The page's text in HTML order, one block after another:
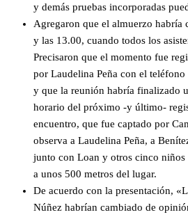
y demás pruebas incorporadas
Agregaron que el almuerzo habría
y las 13.00, cuando todos los
Precisaron que el momento fue
por Laudelina Peña con el teléfono
y que la reunión habría finalizado
horario del próximo -y último-
encuentro, que fue captado por
observa a Laudelina Peña, a
junto con Loan y otros cinco
a unos 500 metros del lugar.
De acuerdo con la presentación,
Núñez habrían cambiado de